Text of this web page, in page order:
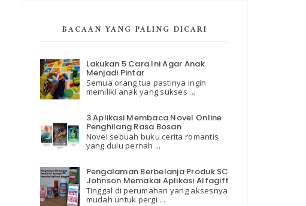
BACAAN YANG PALING DICARI
Lakukan 5 Cara Ini Agar Anak
Menjadi Pintar
Semua orang tua pastinya ingin
memiliki anak yang sukses ...
3 Aplikasi Membaca Novel Online
Penghilang Rasa Bosan
Novel sebuah buku cerita romantis
yang dulu pernah ...
Pengalaman Berbelanja Produk SC
Johnson Memakai Aplikasi Alfagift
Tinggal di perumahan yang aksesnya
mudah untuk pergi ...